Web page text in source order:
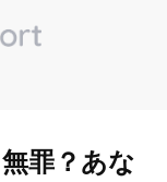
罪？あな